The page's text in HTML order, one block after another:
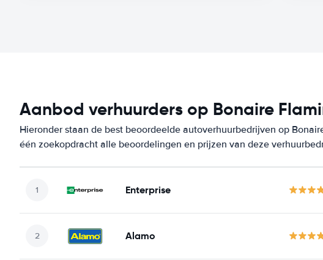
Aanbod verhuurders op Bonaire
Hieronder staan de best beoordeelde autoverhuurbedrijven op
één zoekopdracht alle beoordelingen en prijzen van deze
Enterprise
Alamo